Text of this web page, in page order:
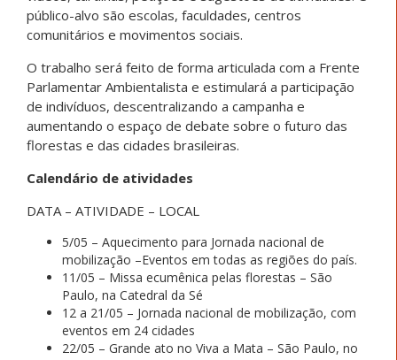
público-alvo são escolas, faculdades, centros
comunitários e movimentos sociais.
O trabalho será feito de forma articulada com a Frente
Parlamentar Ambientalista e estimulará a participação
de indivíduos, descentralizando a campanha e
aumentando o espaço de debate sobre o futuro das
florestas e das cidades brasileiras.
Calendário de atividades
DATA – ATIVIDADE – LOCAL
5/05 – Aquecimento para Jornada nacional de
mobilização –Eventos em todas as regiões do país.
11/05 – Missa ecumênica pelas florestas – São
Paulo, na Catedral da Sé
12 a 21/05 – Jornada nacional de mobilização, com
eventos em 24 cidades
22/05 – Grande ato no Viva a Mata – São Paulo, no